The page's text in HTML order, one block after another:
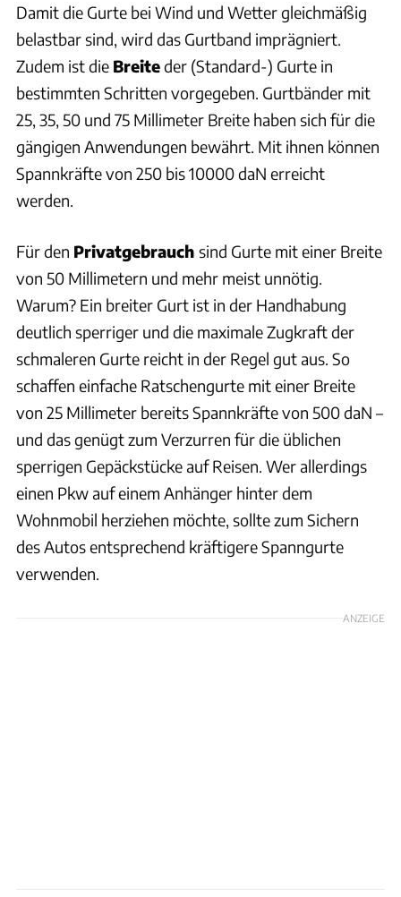
Damit die Gurte bei Wind und Wetter gleichmäßig
belastbar sind, wird das Gurtband imprägniert.
Zudem ist die Breiteder (Standard-) Gurte in
bestimmten Schritten vorgegeben. Gurtbänder mit
25, 35, 50 und 75 Millimeter Breite haben sich für die
gängigen Anwendungen bewährt. Mit ihnen können
Spannkräfte von 250 bis 10000 daN erreicht
werden.
Für den Privatgebrauch sind Gurte mit einer Breite
von 50 Millimetern und mehr meist unnötig.
Warum? Ein breiter Gurt ist in der Handhabung
deutlich sperriger und die maximale Zugkraft der
schmaleren Gurte reicht in der Regel gut aus. So
schaffen einfache Ratschengurte mit einer Breite
von 25 Millimeter bereits Spannkräfte von 500 daN –
und das genügt zum Verzurren für die üblichen
sperrigen Gepäckstücke auf Reisen. Wer allerdings
einen Pkw auf einem Anhänger hinter dem
Wohnmobil herziehen möchte, sollte zum Sichern
des Autos entsprechend kräftigere Spanngurte
verwenden.
ANZEIGE